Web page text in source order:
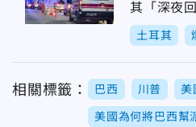
其「深夜
土耳其
相關標籤： 巴西 川普 美
美國為何將巴西幫